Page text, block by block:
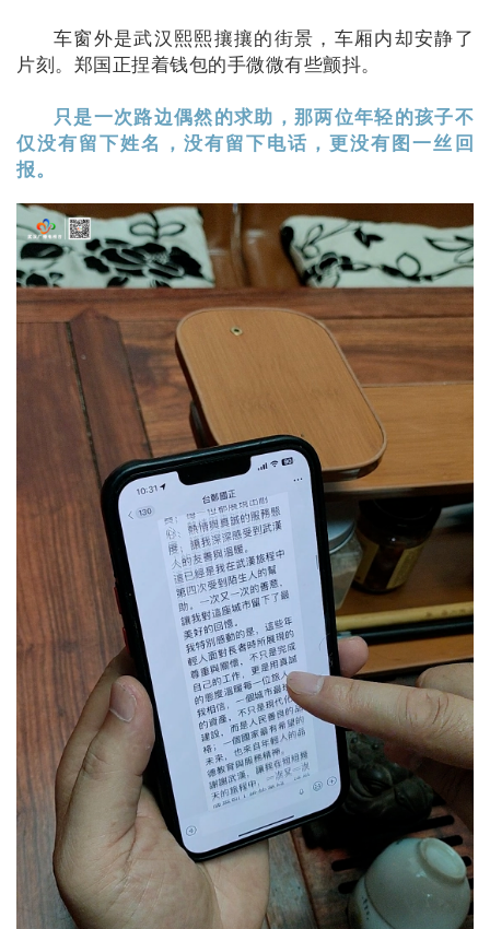
车窗外是武汉熙熙攘攘的街景，车厢内却安静了
片刻。郑国正捏着钱包的手微微有些颤抖。
只是一次路边偶然的求助，那两位年轻的孩子不
仅没有留下姓名，没有留下电话，更没有图一丝回
报。